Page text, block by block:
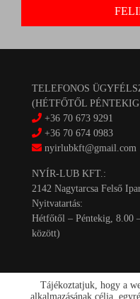
TELEFONOS
(HÉTFŐTŐL
+36 70 673 9291
+36 70 674 0983
nyirlubkft@gmail.com
NYÍR-LUB KFT.:
2142 Nagytarcsa Felső
Nyitvatartás:
Hétfőtől – Péntekig, 8.00
között)
Tájékoztatjuk, hogy a
alkalmazásának célja,